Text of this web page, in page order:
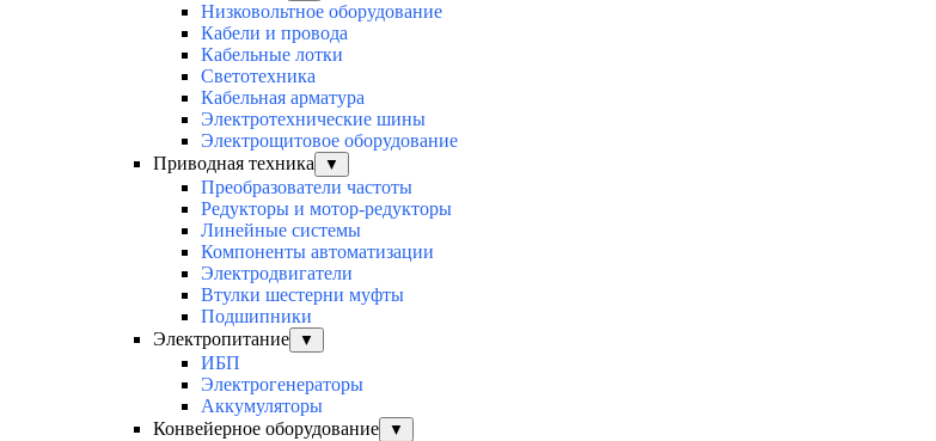
Низковольтное оборудование
Кабели и провода
Кабельные лотки
Светотехника
Кабельная арматура
Электротехнические шины
Электрощитовое оборудование
Приводная техника
▼
Преобразователи частоты
Редукторы и мотор-редукторы
Линейные системы
Компоненты автоматизации
Электродвигатели
Втулки шестерни муфты
Подшипники
Электропитание
▼
ИБП
Электрогенераторы
Аккумуляторы
Конвейерное оборудование
▼